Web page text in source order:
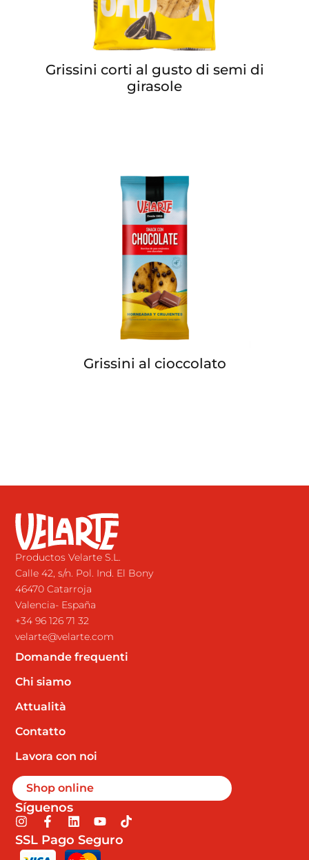
Grissini corti al gusto di semi di
girasole
Grissini al cioccolato
Productos Velarte S.L.
Calle 42, s/n. Pol. Ind. El Bony
46470 Catarroja
Valencia- España
+34 96 126 71 32
velarte@velarte.com
Domande frequenti
Chi siamo
Attualità
Contatto
Lavora con noi
Shop online
Síguenos
I
n
s
F
a
c
L
n
Y
u
T
SSL Pago Seguro